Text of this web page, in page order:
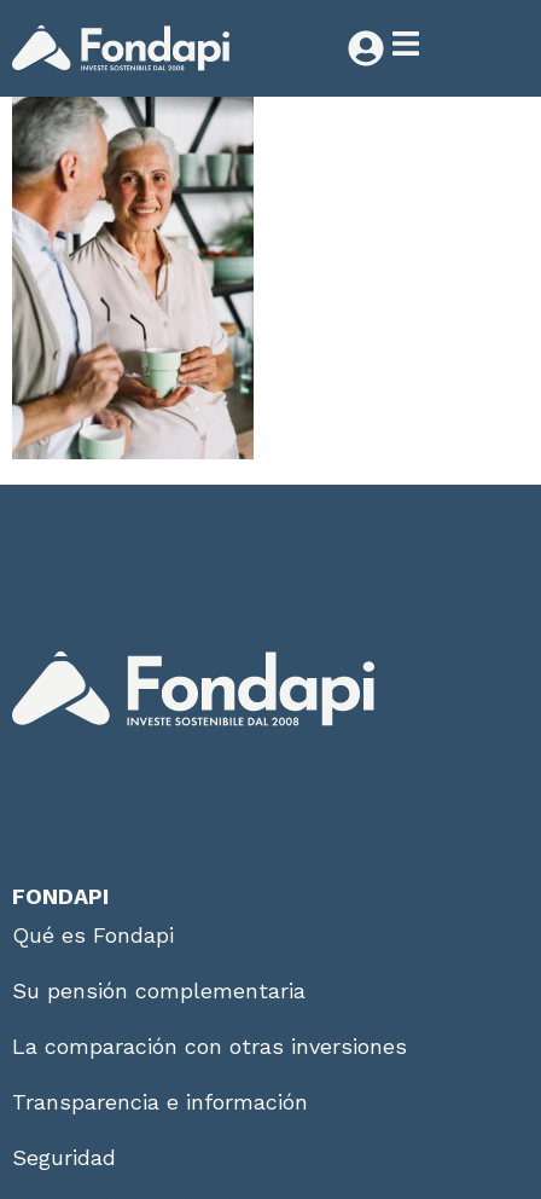
FONDAPI
Qué es Fondapi
Su pensión complementaria
La comparación con otras inversiones
Transparencia e información
Seguridad